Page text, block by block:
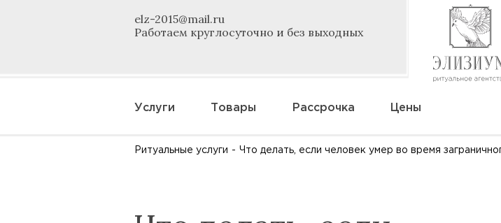
elz-2015@mail.ru
Работаем круглосуточно и без выходных
Услуги Товары Рассрочка Цены
Ритуальные услуги - Что делать, если человек умер во время